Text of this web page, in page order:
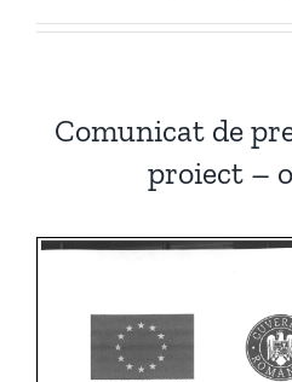
Comunicat de
proiect –